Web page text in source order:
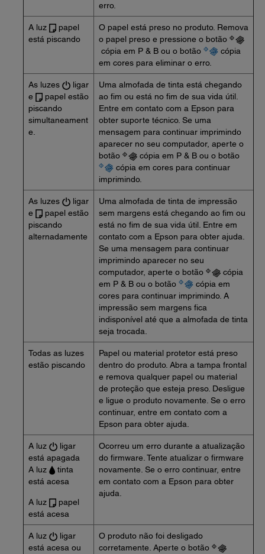
erro.
A luz
papel
está piscando
O papel está preso no produto. Remova
o papel preso e pressione o botão
cópia em P & B ou o botão
cópia
em cores para eliminar o erro.
As luzes
ligar
e
papel estão
piscando
simultaneament
e.
Uma almofada de tinta está chegando
ao fim ou está no fim de sua vida útil.
Entre em contato com a Epson para
obter suporte técnico. Se uma
mensagem para continuar imprimindo
aparecer no seu computador, aperte o
botão
cópia em P & B ou o botão
cópia em cores para continuar
imprimindo.
As luzes
ligar
e
papel estão
piscando
alternadamente
Uma almofada de tinta de impressão
sem margens está chegando ao fim ou
está no fim de sua vida útil. Entre em
contato com a Epson para obter ajuda.
Se uma mensagem para continuar
imprimindo aparecer no seu
computador, aperte o botão
cópia
em P & B ou o botão
cópia em
cores para continuar imprimindo. A
impressão sem margens fica
indisponível até que a almofada de tinta
seja trocada.
Todas as luzes
estão piscando
Papel ou material protetor está preso
dentro do produto. Abra a tampa frontal
e remova qualquer papel ou material
de proteção que esteja preso. Desligue
e ligue o produto novamente. Se o erro
continuar, entre em contato com a
Epson para obter ajuda.
A luz
ligar
está apagada
A luz
tinta
está acesa
A luz
papel
está acesa
Ocorreu um erro durante a atualização
do firmware. Tente atualizar o firmware
novamente. Se o erro continuar, entre
em contato com a Epson para obter
ajuda.
A luz
ligar
está acesa ou
O produto não foi desligado
corretamente. Aperte o botão